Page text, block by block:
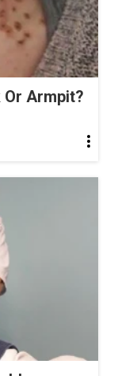
Or Armpit?